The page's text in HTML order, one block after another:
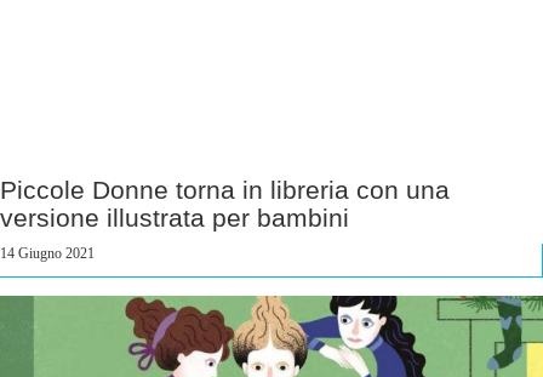
Piccole Donne torna in libreria con una
versione illustrata per bambini
14 Giugno 2021